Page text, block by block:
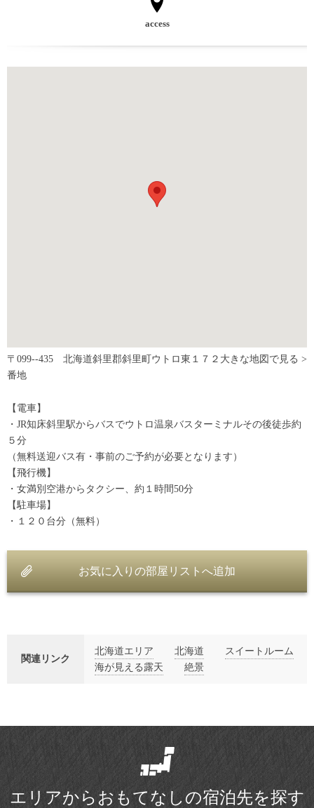
access
大きな地図で見る >
〒099--435 北海道斜里郡斜里町ウトロ東１７２
番地
【電車】
・JR知床斜里駅からバスでウトロ温泉バスターミナルその後徒歩約
５分
（無料送迎バス有・事前のご予約が必要となります）
【飛行機】
・女満別空港からタクシー、約１時間50分
【駐車場】
・１２０台分（無料）
お気に入りの部屋リストへ追加
関連リンク
北海道エリア 北海道
スイートルーム
海が見える露天
絶景
エリアからおもてなしの宿泊先を探す